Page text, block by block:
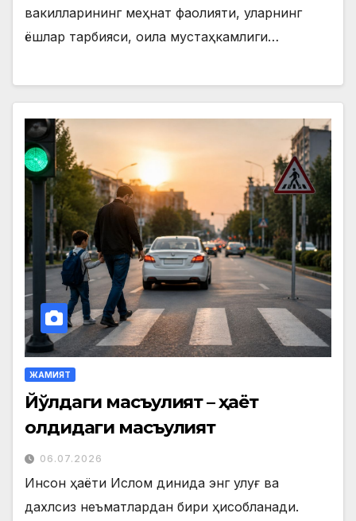
вакилларининг меҳнат фаолияти, уларнинг
ёшлар тарбияси, оила мустаҳкамлиги…
ЖАМИЯТ
Йўлдаги масъулият – ҳаёт
олдидаги масъулият
06.07.2026
Инсон ҳаёти Ислом динида энг улуғ ва
дахлсиз неъматлардан бири ҳисобланади.